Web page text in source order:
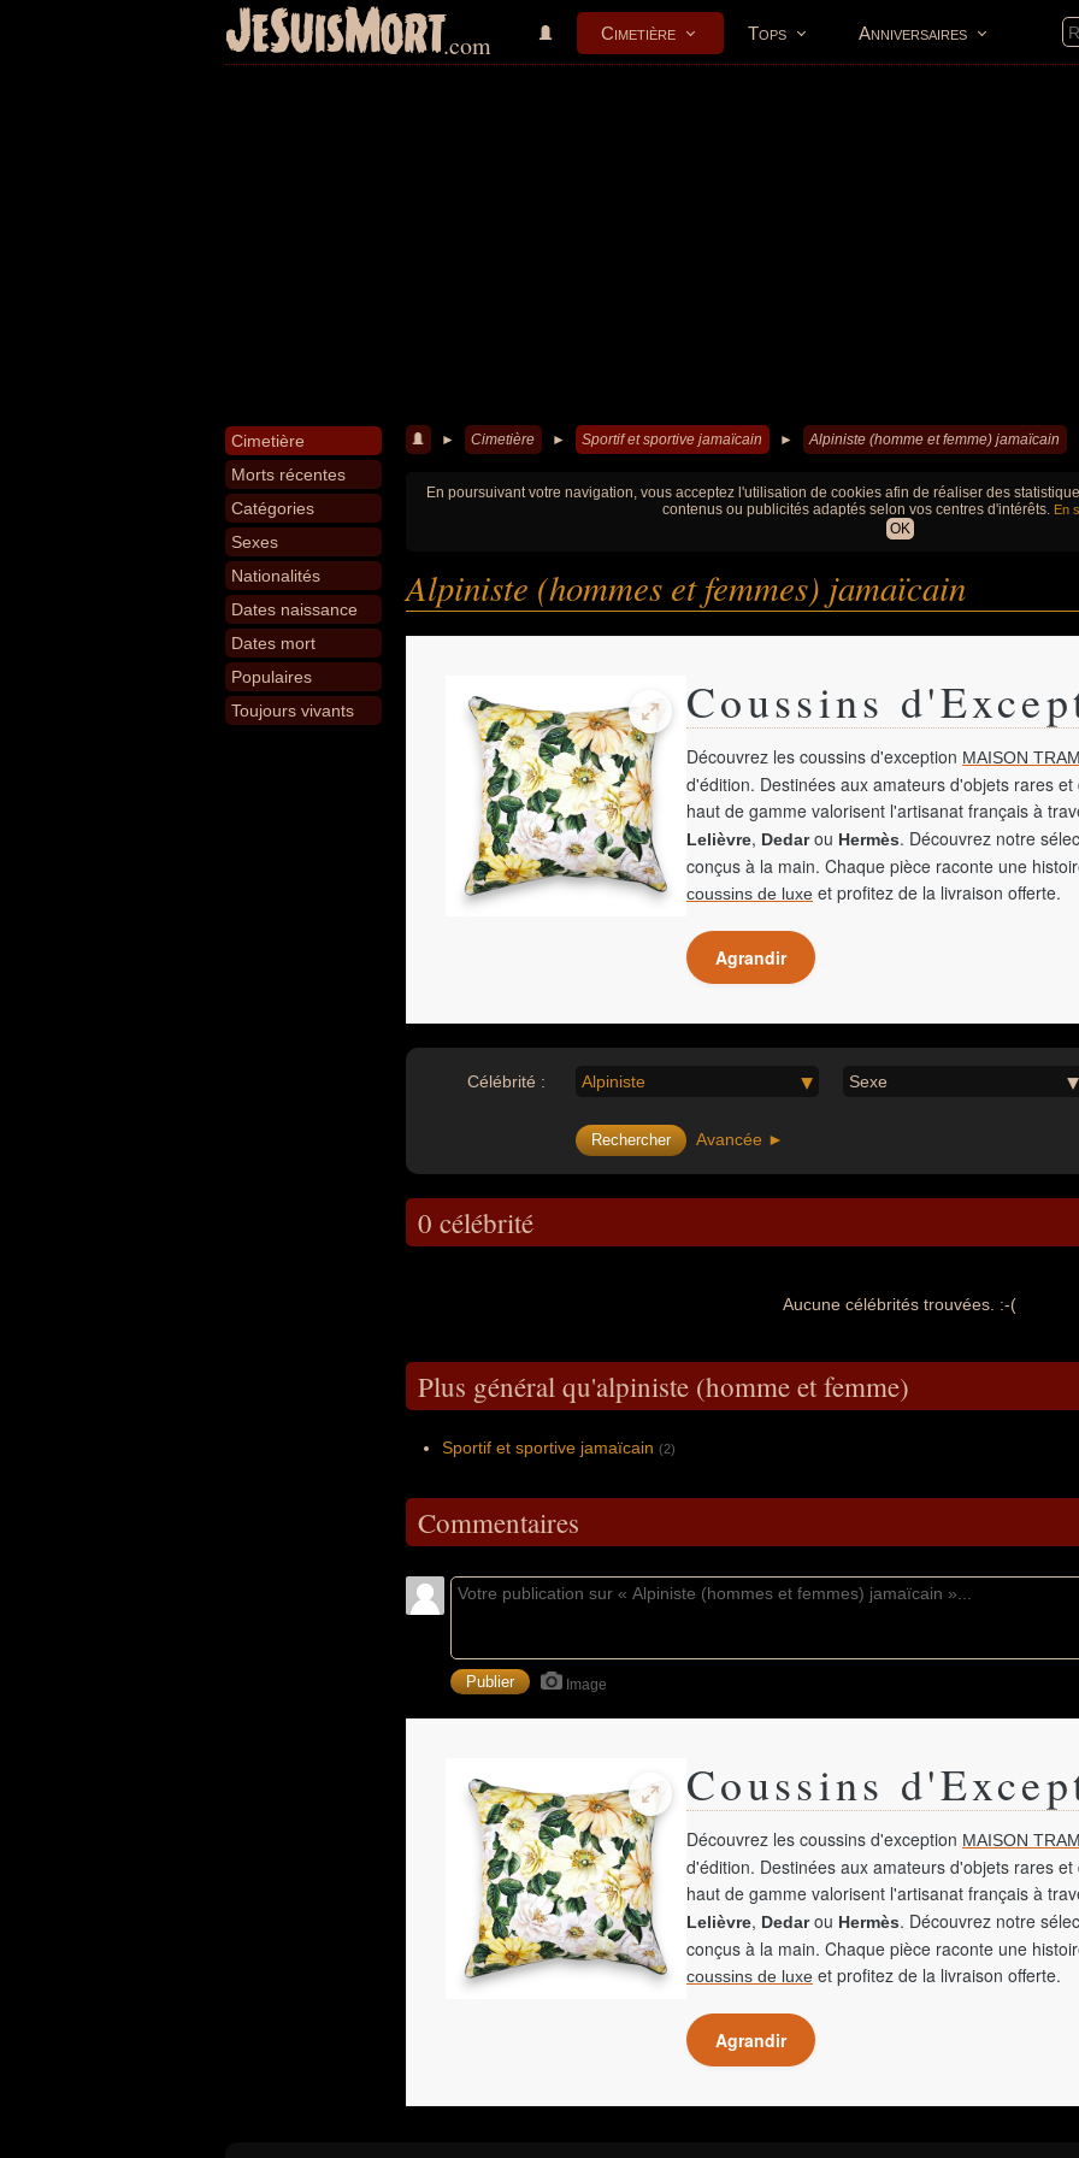
JeSuisMort.com Cimetière Tops Anniversaires
Cimetière
Morts récentes
Catégories
Sexes
Nationalités
Dates naissance
Dates mort
Populaires
Toujours vivants
► Cimetière ► Sportif et sportive jamaïcain ► Alpiniste (homme et femme) jamaïcain
En poursuivant votre navigation, vous acceptez l'utilisation de cookies afin de réaliser des
contenus ou publicités adaptés selon vos centres d'intérêts. En
OK
Alpiniste (hommes et femmes) jamaïcain
Coussins
Découvrez les coussins d'exception MAISON
d'édition. Destinées aux amateurs d'objets rares
haut de gamme valorisent l'artisanat français à
Lelièvre, Dedarou Hermès. Découvrez notre
conçus à la main. Chaque pièce raconte une
coussins de luxe et profitez de la livraison offerte.
Agrandir
Célébrité : Alpiniste Sexe
Avancée ►
0 célébrité
Aucune célébrités trouvées. :-(
Plus général qu'alpiniste (homme et femme)
Sportif et sportive jamaïcain (2)
Commentaires
Image
Coussins
Découvrez les coussins d'exception MAISON
d'édition. Destinées aux amateurs d'objets rares
haut de gamme valorisent l'artisanat français à
Lelièvre, Dedarou Hermès. Découvrez notre
conçus à la main. Chaque pièce raconte une
coussins de luxe et profitez de la livraison offerte.
Agrandir